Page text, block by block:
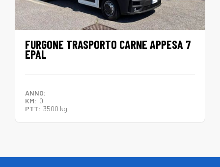
FURGONE TRASPORTO CARNE APPESA 7
EPAL
ANNO:
KM: 0
PTT: 3500 kg